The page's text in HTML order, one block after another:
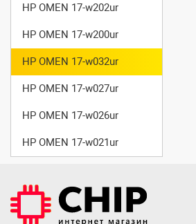
HP OMEN 17-w202ur
HP OMEN 17-w200ur
HP OMEN 17-w032ur
HP OMEN 17-w027ur
HP OMEN 17-w026ur
HP OMEN 17-w021ur